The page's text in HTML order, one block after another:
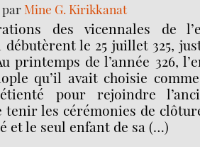
parMine G. Kirikkanat
des vicennales de
le 25 juillet 325,
printemps de l’année 326,
qu’il avait choisie
pour rejoindre
tenir les cérémonies de
et le seul enfant de sa (…)